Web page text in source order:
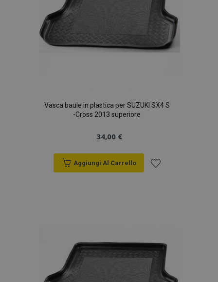
Vasca baule in plastica per SUZUKI SX4 S
-Cross 2013 superiore
34,00 €
Aggiungi Al Carrello